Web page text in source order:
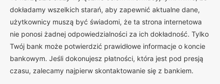
dokładamy wszelkich starań, aby zapewnić aktualne dane,
użytkownicy muszą być świadomi, że ta strona internetowa
nie ponosi żadnej odpowiedzialności za ich dokładność. Tylko
Twój bank może potwierdzić prawidłowe informacje o koncie
bankowym. Jeśli dokonujesz płatności, która jest pod presją
czasu, zalecamy najpierw skontaktowanie się z bankiem.